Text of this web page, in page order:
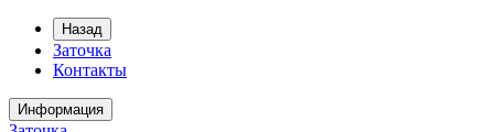
Назад
Заточка
Контакты
Информация